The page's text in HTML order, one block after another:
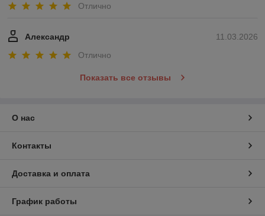
Отлично
11.03.2026
Александр
Отлично
Показать все отзывы
О нас
Контакты
Доставка и оплата
График работы